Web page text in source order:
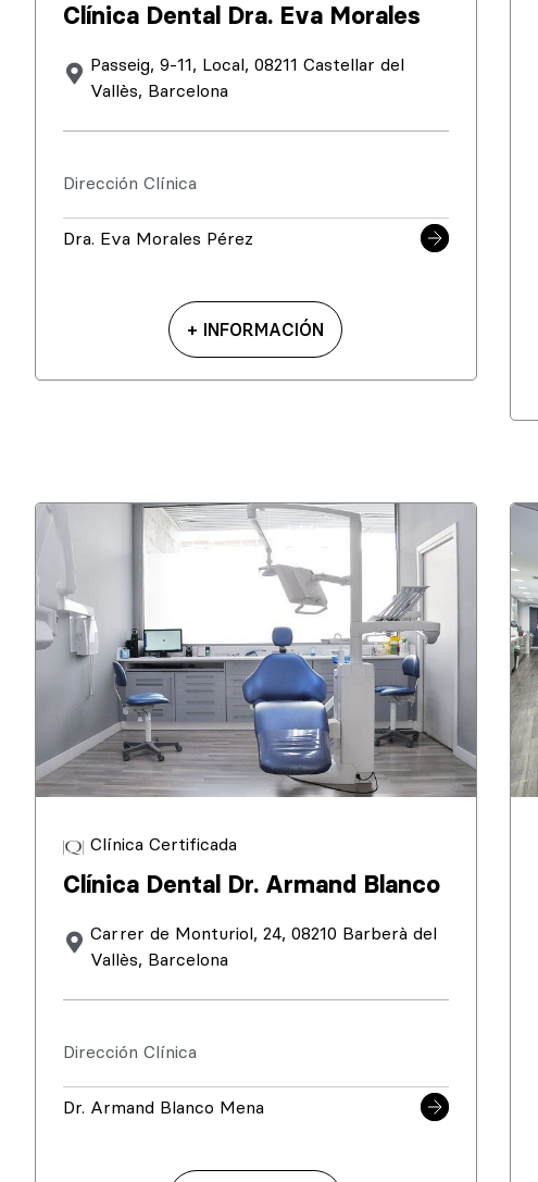
Clínica Dental Dra. Eva Morales
Passeig, 9-11, Local, 08211 Castellar del
Vallès, Barcelona
Dirección Clínica
Dra. Eva Morales Pérez
+ INFORMACIÓN
Clínica Certificada
Clínica Dental Dr. Armand Blanco
Carrer de Monturiol, 24, 08210 Barberà del
Vallès, Barcelona
Dirección Clínica
Dr. Armand Blanco Mena